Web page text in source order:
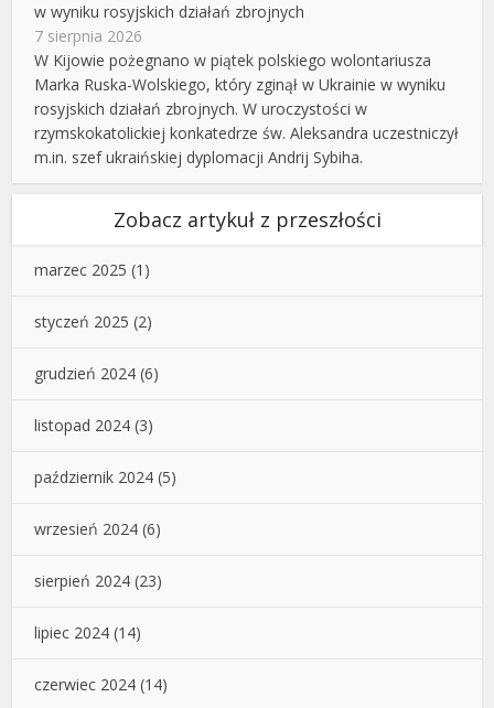
w wyniku rosyjskich działań zbrojnych
7 sierpnia 2026
W Kijowie pożegnano w piątek polskiego wolontariusza
Marka Ruska-Wolskiego, który zginął w Ukrainie w wyniku
rosyjskich działań zbrojnych. W uroczystości w
rzymskokatolickiej konkatedrze św. Aleksandra uczestniczył
m.in. szef ukraińskiej dyplomacji Andrij Sybiha.
Zobacz artykuł z przeszłości
marzec 2025 (1)
styczeń 2025 (2)
grudzień 2024 (6)
listopad 2024 (3)
październik 2024 (5)
wrzesień 2024 (6)
sierpień 2024 (23)
lipiec 2024 (14)
czerwiec 2024 (14)